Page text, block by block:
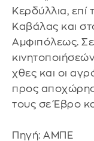
Κερδύλλια, επί
Καβάλας και
Αμφιπόλεως.
χθες και οι
προς
τους σε Έβρο
Πηγή: AMΠE